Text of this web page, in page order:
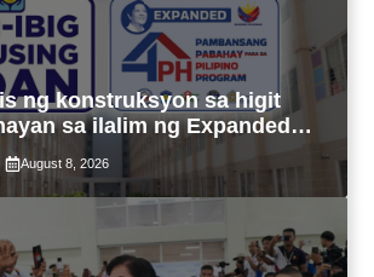
ng konstruksyon sa higit
sa ilalim ng Expanded
na sa pagtutulungan ng Pag-
August 8, 2026